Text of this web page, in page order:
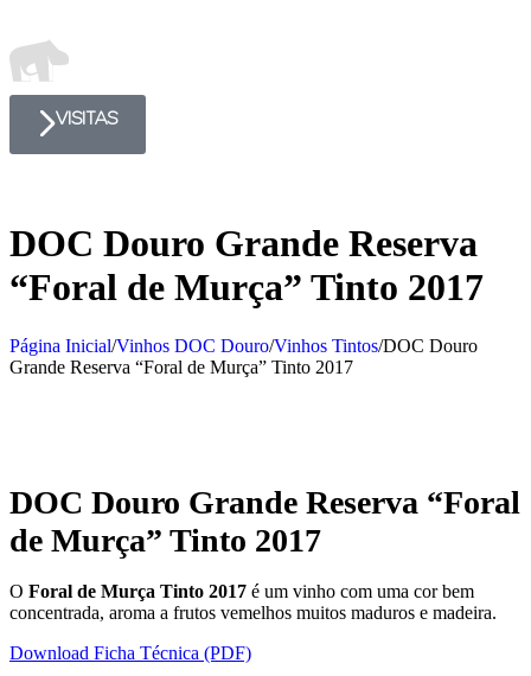
VISITAS
DOC Douro Grande Reserva
“Foral de Murça” Tinto 2017
Página Inicial/Vinhos DOC Douro/Vinhos Tintos/DOC Douro
Grande Reserva “Foral de Murça” Tinto 2017
DOC Douro Grande Reserva “Foral
de Murça” Tinto 2017
O Foral de Murça Tinto 2017 é um vinho com uma cor bem
concentrada, aroma a frutos vemelhos muitos maduros e madeira.
Download Ficha Técnica (PDF)